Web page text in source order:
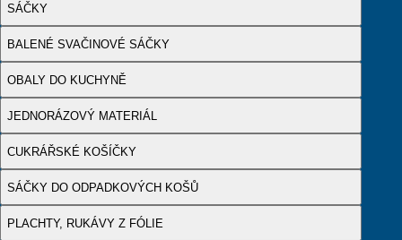
SÁČKY
BALENÉ SVAČINOVÉ SÁČKY
OBALY DO KUCHYNĚ
JEDNORÁZOVÝ MATERIÁL
CUKRÁŘSKÉ KOŠÍČKY
SÁČKY DO ODPADKOVÝCH KOŠŮ
PLACHTY, RUKÁVY Z FÓLIE